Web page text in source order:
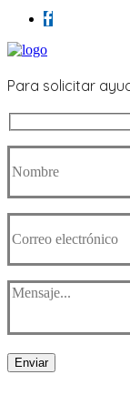
Para solicitar
Enviar